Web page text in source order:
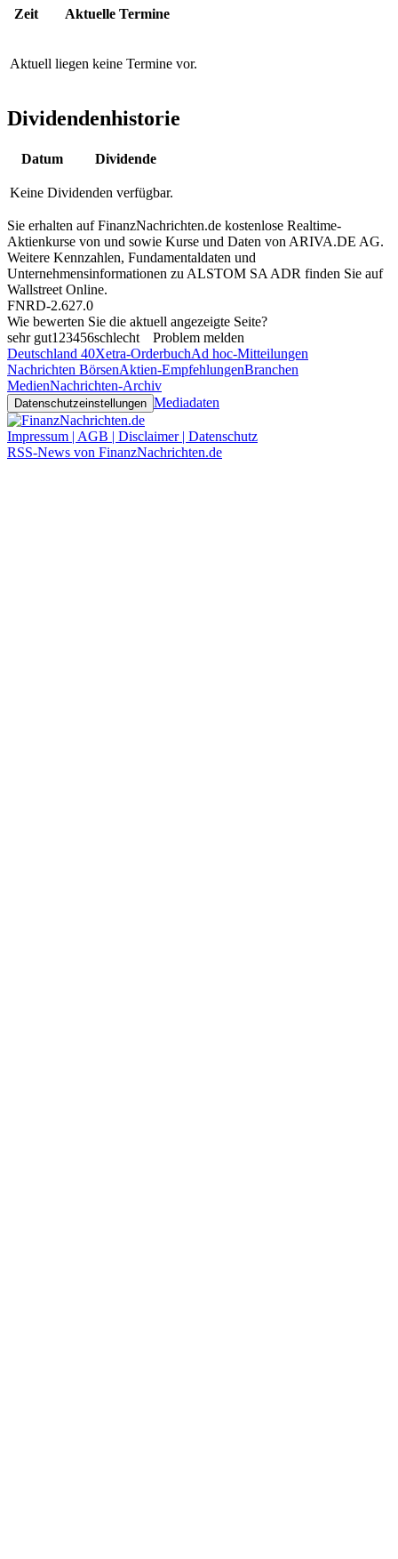
Zeit Aktuelle Termine
Aktuell liegen keine Termine vor.
Dividendenhistorie
Datum Dividende
Keine Dividenden verfügbar.
Sie erhalten auf FinanzNachrichten.de kostenlose Realtime-
Aktienkurse von und sowie Kurse und Daten von ARIVA.DE AG.
Weitere Kennzahlen, Fundamentaldaten und
Unternehmensinformationen zu ALSTOM SA ADR finden Sie auf
Wallstreet Online.
FNRD-2.627.0
Wie bewerten Sie die aktuell angezeigte Seite?
sehr gut1 23456schlecht
Problem melden
Deutschland 40Xetra-OrderbuchAd hoc-Mitteilungen
Nachrichten BörsenAktien-EmpfehlungenBranchen
MedienNachrichten-Archiv
Datenschutzeinstellungen Mediadaten
Impressum | AGB | Disclaimer | Datenschutz
RSS-News von FinanzNachrichten.de